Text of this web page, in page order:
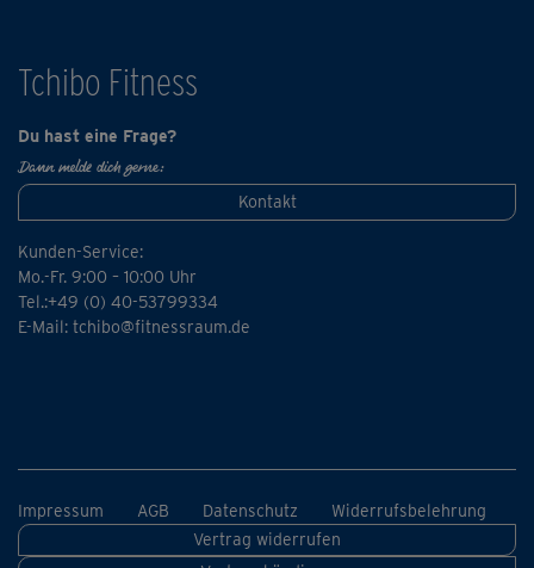
Tchibo Fitness
Du hast eine Frage?
Dann melde dich gerne:
Kontakt
Kunden-Service:
Mo.-Fr. 9:00 – 10:00 Uhr
Tel.:+49 (0) 40-53799334
E-Mail: tchibo@fitnessraum.de
Impressum AGB Datenschutz
Widerrufsbelehrung
Vertrag widerrufen